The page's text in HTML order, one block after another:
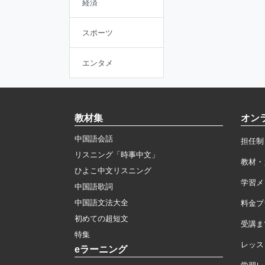
経済
スポーツ
エンタメ
教材集
中国語会話
リスニング「時事中文」
ひよこ中文リスニング
中国語歌詞
中国語文法大全
初めての超短文
特集
eラーニング
オン
担任
教材
学習
料金
受講
レッ